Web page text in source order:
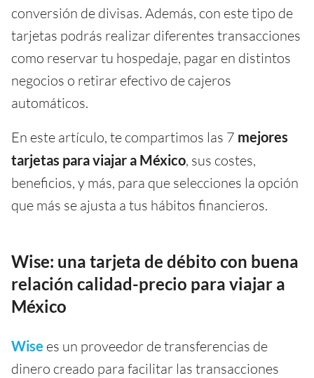
conversión de divisas. Además, con este tipo de
tarjetas podrás realizar diferentes transacciones
como reservar tu hospedaje, pagar en distintos
negocios o retirar efectivo de cajeros
automáticos.
En este artículo, te compartimos las 7 mejores
tarjetas para viajar a México, sus costes,
beneficios, y más, para que selecciones la opción
que más se ajusta a tus hábitos financieros.
Wise: una tarjeta de débito con buena
relación calidad-precio para viajar a
México
Wise es un proveedor de transferencias de
dinero creado para facilitar las transacciones